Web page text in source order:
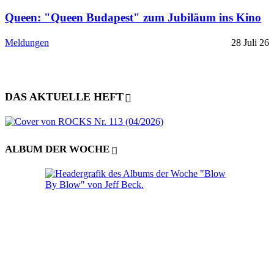
Queen: "Queen Budapest" zum Jubiläum ins Kino
Meldungen 28 Juli 26
DAS AKTUELLE HEFT
ALBUM DER WOCHE